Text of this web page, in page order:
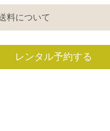
料について
レンタル予約する